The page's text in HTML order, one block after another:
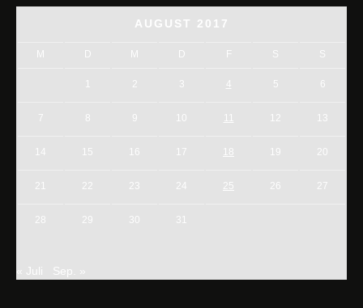
AUGUST 2017
M D M D F S S
1 2 3 5 6
7 8 9 10 11 12 13
14 15 16 17 18 19 20
21 22 23 24 25 26 27
28 29 30 31
« Juli Sep. »